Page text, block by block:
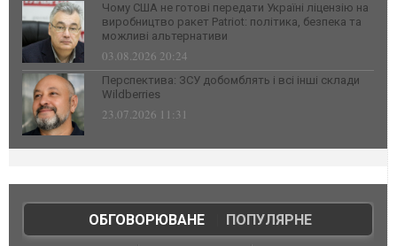
Чому США не готові передати Україні ліцензію на
виробництво ракет Patriot: політика, безпека та
можливі альтернативи
03.08.2026 20:24
Перспектива: ЗСУ добомблять і всі інші склади
Wildberries
23.07.2026 11:31
ОБГОВОРЮВАНЕ| ПОПУЛЯРНЕ